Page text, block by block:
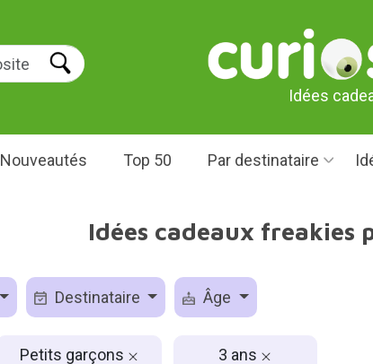
Idées
Nouveautés Top 50 Par destinataire
Idées cadeaux freakies
Destinataire Âge
Petits garçons 3 ans